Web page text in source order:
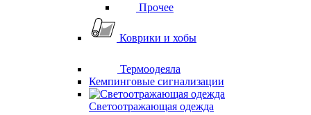
Прочее
Коврики и хобы
Термоодеяла
Кемпинговые сигнализации
Светоотражающая одежда